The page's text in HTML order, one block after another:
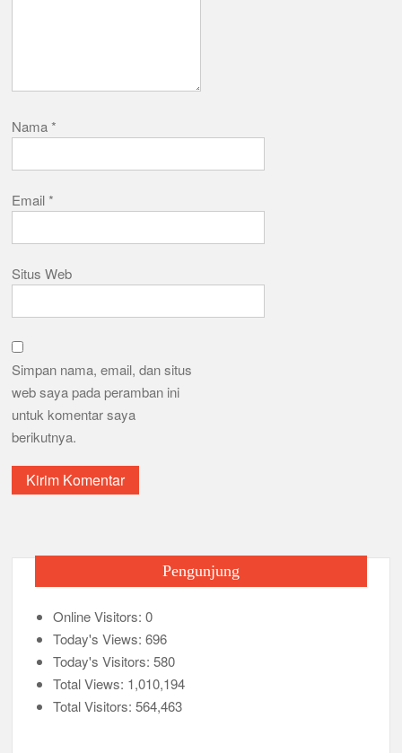
Nama*
Email*
Situs Web
Simpan nama, email, dan situs
web saya pada peramban ini
untuk komentar saya
berikutnya.
Pengunjung
Online Visitors:0
Today's Views:696
Today's Visitors:580
Total Views: 1,010,194
Total Visitors:564,463